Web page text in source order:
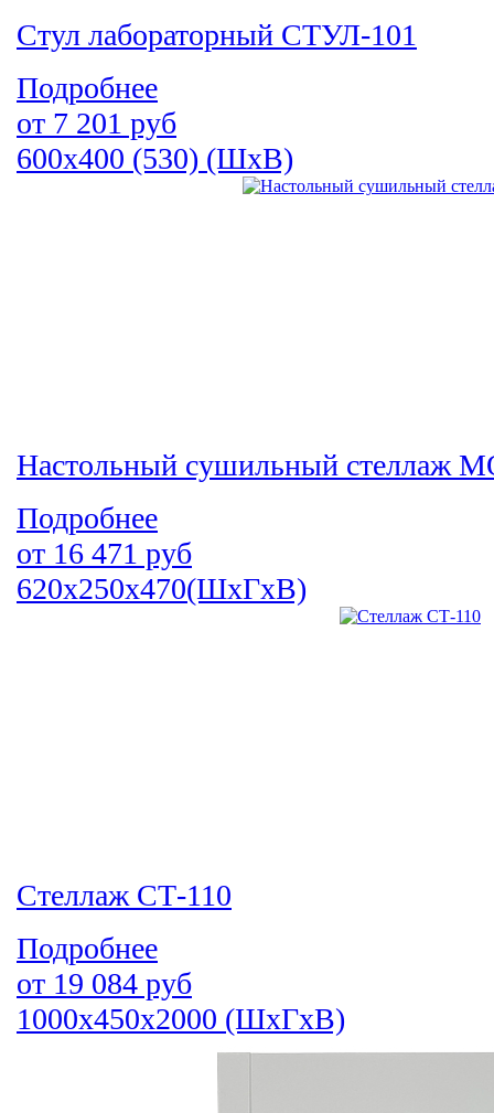
Стул лабораторный СТУЛ-101
Подробнее
от 7 201 руб
600х400 (530) (ШхВ)
Настольный сушильный стеллаж
Подробнее
от 16 471 руб
620х250х470(ШхГхВ)
Стеллаж СТ-110
Подробнее
от 19 084 руб
1000х450х2000 (ШхГхВ)